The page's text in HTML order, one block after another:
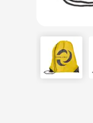
View